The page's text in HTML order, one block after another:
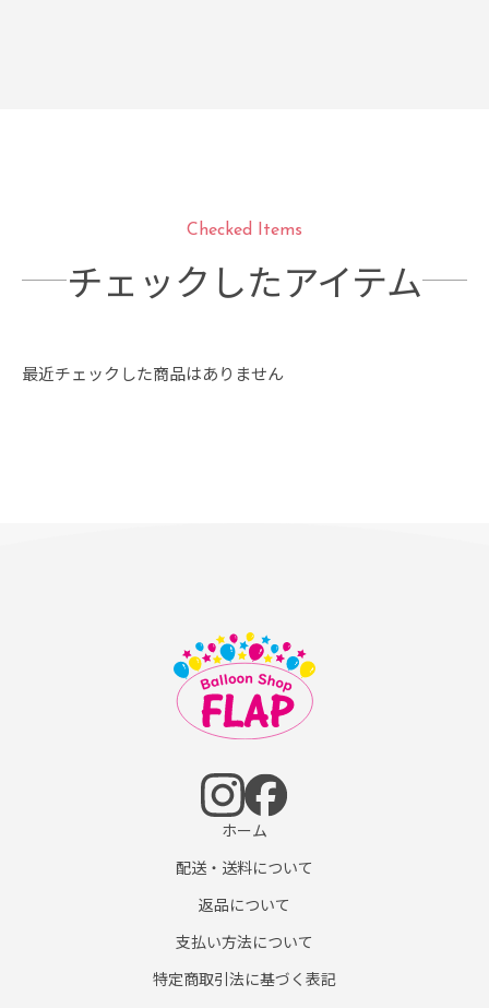
Checked Items
チェックしたアイテム
最近チェックした商品はありません
ホーム
配送・送料について
返品について
支払い方法について
特定商取引法に基づく表記